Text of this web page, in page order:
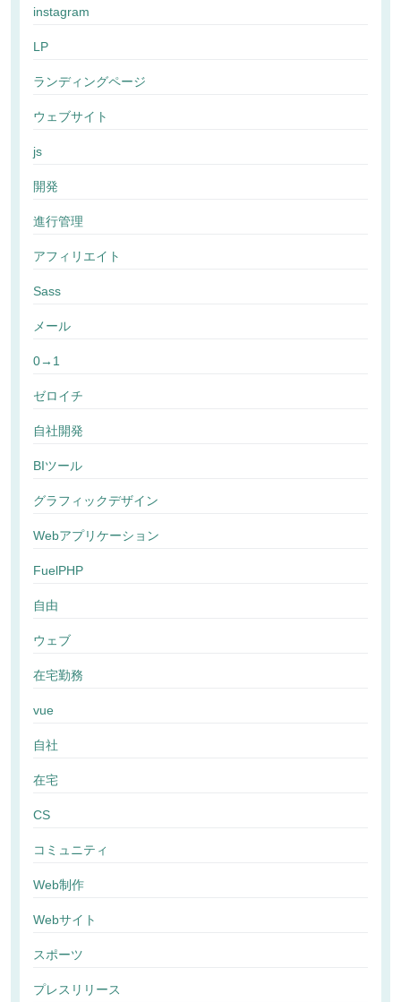
instagram
LP
ランディングページ
ウェブサイト
js
開発
進行管理
アフィリエイト
Sass
メール
0→1
ゼロイチ
自社開発
BIツール
グラフィックデザイン
Webアプリケーション
FuelPHP
自由
ウェブ
在宅勤務
vue
自社
在宅
CS
コミュニティ
Web制作
Webサイト
スポーツ
プレスリリース